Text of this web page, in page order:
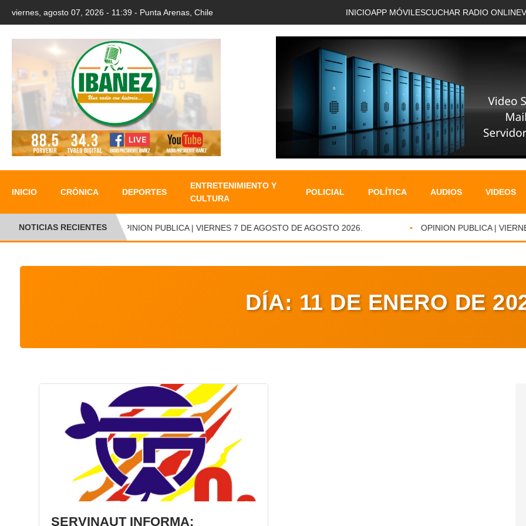
viernes, agosto 07, 2026 - 11:39 - Punta Arenas, Chile INICIOAPP MÓVIL ESCUCHAR RADIO ONLINE
INICIO CRÓNICA DEPORTES
ENTRETENIMIENTO Y
CULTURA
POLICIAL POLÍTICA AUDIOS VIDEOS
NOTICIAS RECIENTESOPINION PUBLICA | VIERNES 7 DE AGOSTO DE AGOSTO 2026. OPINION PUBLICA |
DÍA: 11 DE ENERO DE
SERVINAUT INFORMA: